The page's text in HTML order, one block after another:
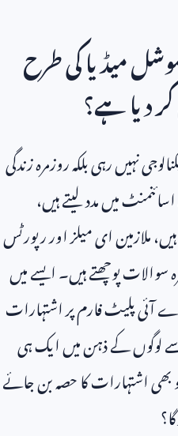
میڈیا کی طرح
دیا ہے؟
نہیں رہی بلکہ روزمرہ زندگی
میں مدد لیتے ہیں،
ملازمین ای میلز اور رپورٹس
سوالات پوچھتے ہیں۔ ایسے میں
پلیٹ فارم پر اشتہارات
لوگوں کے ذہن میں ایک ہی
بھی اشتہارات کا حصہ بن جائے